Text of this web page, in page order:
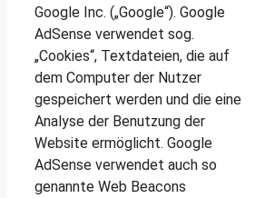
Google Inc. („Google“). Google
AdSense verwendet sog.
„Cookies“, Textdateien, die auf
dem Computer der Nutzer
gespeichert werden und die eine
Analyse der Benutzung der
Website ermöglicht. Google
AdSense verwendet auch so
genannte Web Beacons